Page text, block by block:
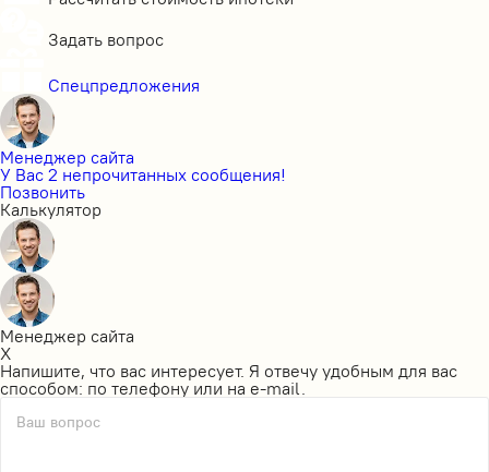
Задать вопрос
Спецпредложения
Менеджер сайта
У Вас 2 непрочитанных сообщения!
Позвонить
Калькулятор
Менеджер сайта
X
Напишите, что вас интересует. Я отвечу удобным для вас
способом: по телефону или на e-mail.
Ваш вопрос